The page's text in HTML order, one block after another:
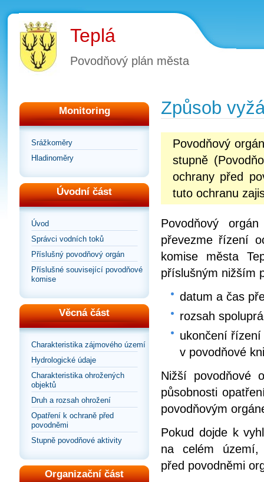
Teplá
Povodňový plán města
Monitoring
Srážkoměry
Hladinoměry
Úvodní část
Úvod
Správci vodních toků
Příslušný povodňový orgán
Příslušné související povodňové
komise
Věcná část
Charakteristika zájmového území
Hydrologické údaje
Charakteristika ohrožených
objektů
Druh a rozsah ohrožení
Opatření k ochraně před
povodněmi
Stupně povodňové aktivity
Organizační část
Způsob
Povodňový
stupně
ochrany před
tuto ochranu
Povodňový
převezme řízení
komise města
příslušným nižším
datum a čas
rozsah
ukončení řízení
v povodňové
Nižší povodňové
působnosti
povodňovým
Pokud dojde k
na celém
před povodněmi